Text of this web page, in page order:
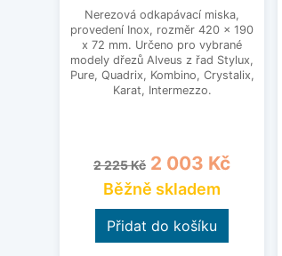
Nerezová odkapávací miska,
provedení Inox, rozměr 420 x 190
x 72 mm. Určeno pro vybrané
modely dřezů Alveus z řad Stylux,
Pure, Quadrix, Kombino, Crystalix,
Karat, Intermezzo.
Běžná cena
2 225 Kč Cena
2 003 Kč
Běžně skladem
Přidat do košíku